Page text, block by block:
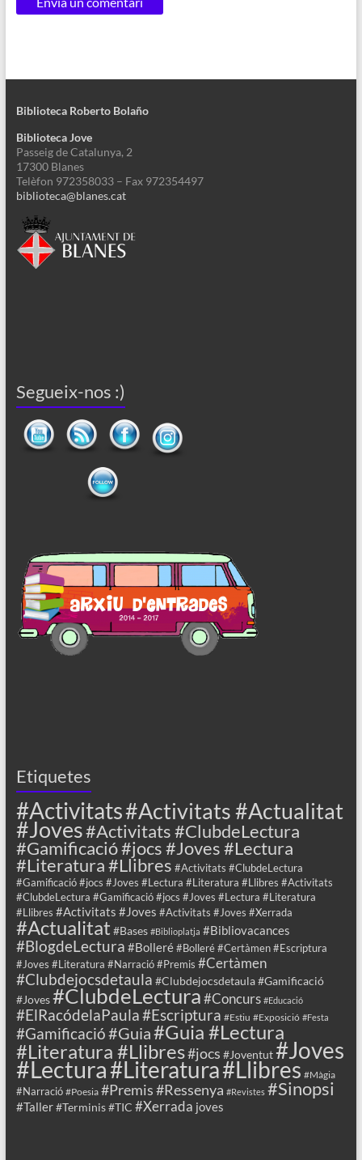
Biblioteca Roberto Bolaño
Biblioteca Jove
Passeig de Catalunya, 2
17300 Blanes
Telèfon 972358033 – Fax 972354497
biblioteca@blanes.cat
Segueix-nos :)
Etiquetes
#Activitats#Activitats #Actualitat
#Joves#Activitats #ClubdeLectura
#Gamificació #jocs #Joves #Lectura
#Literatura #Llibres #Activitats #ClubdeLectura
#Gamificació #jocs #Joves #Lectura #Literatura #Llibres #Activitats
#ClubdeLectura #Gamificació #jocs #Joves #Lectura #Literatura
#Llibres #Activitats #Joves #Activitats #Joves #Xerrada
#Actualitat #Bases #Biblioplatja #Bibliovacances
#BlogdeLectura #Bolleré #Bolleré #Certàmen #Escriptura
#Joves #Literatura #Narració #Premis #Certàmen
#Clubdejocsdetaula #Clubdejocsdetaula #Gamificació
#Joves#ClubdeLectura#Concurs #Educació
#ElRacódelaPaula#Escriptura #Estiu #Exposició #Festa
#Gamificació#Guia#Guia #Lectura
#Literatura #Llibres#jocs #Joventut#Joves
#Lectura#Literatura#Llibres #Màgia
#Narració #Poesia #Premis#Ressenya #Revistes #Sinopsi
#Taller#Terminis#TIC #Xerrada joves